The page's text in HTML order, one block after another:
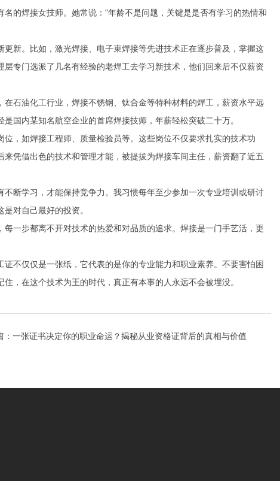
的焊接女技师。她常说："年龄不是问题，关键是是否有学习的热情和
新。比如，激光焊接、电子束焊接等先进技术正在逐步普及，掌握这
专门选派了几名有经验的老焊工去学习新技术，他们回来后不仅薪资
石油化工行业，焊接不锈钢、钛合金等特种材料的焊工，薪资水平远
国内某知名航空企业的首席焊接技师，年薪轻松突破二十万。
，如焊接工程师、质量检验员等。这些岗位不仅要求扎实的技术功
凭借出色的技术和管理才能，被提拔为焊接车间主任，薪资翻了近五
断学习，才能保持竞争力。我习惯每年至少参加一次专业培训或研讨
对自己最好的投资。
一步都离不开对技术的热爱和对品质的追求。焊接是一门手艺活，更
不仅仅是一张纸，它代表的是你的专业能力和职业素养。不要害怕困
，在这个技术为王的时代，真正有本事的人永远不会被埋没。
一张证书决定你的职业命运？揭秘从业资格证背后的真相与价值